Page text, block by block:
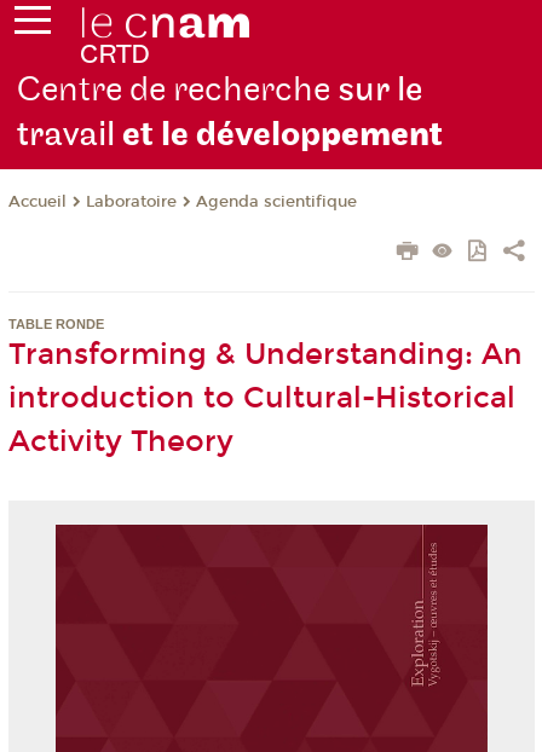
Centre de recherche sur le
travailet le développement
Accueil Laboratoire Agenda scientifique
TABLE RONDE
Transforming & Understanding: An
introduction to Cultural-Historical
Activity Theory